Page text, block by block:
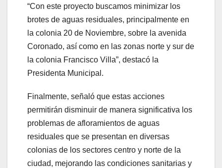
“Con este proyecto buscamos minimizar los
brotes de aguas residuales, principalmente en
la colonia 20 de Noviembre, sobre la avenida
Coronado, así como en las zonas norte y sur de
la colonia Francisco Villa”, destacó la
Presidenta Municipal.
Finalmente, señaló que estas acciones
permitirán disminuir de manera significativa los
problemas de afloramientos de aguas
residuales que se presentan en diversas
colonias de los sectores centro y norte de la
ciudad, mejorando las condiciones sanitarias y